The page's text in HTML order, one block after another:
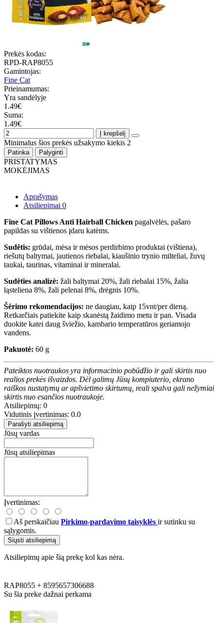
Prekės kodas:
RPD-RAP8055
Gamintojas:
Fine Cat
Prieinamumas:
Yra sandėlyje
1.49€
Suma:
1.49€
Į krepšelį
Minimalus šios prekės užsakymo kiekis 2
Patinka Palyginti
PRISTATYMAS
MOKĖJIMAS
Aprašymas
Atsiliepimai 0
Fine Cat Pillows Anti Hairball Chicken pagalvėlės, pašaro
papildas su vištienos įdaru katėms.
Sudėtis: grūdai, mėsa ir mėsos perdirbimo produktai (vištiena),
riešutų baltymai, jautienos riebalai, kiaušinio trynio milteliai, žuvų
taukai, taurinas, vitaminai ir mineralai.
Sudėties analizė: žali baltymai 20%, žali riebalai 15%, žalia
ląsteliena 8%, žali pelenai 8%, drėgnis 10%.
Šėrimo rekomendacijos: ne daugiau, kaip 15vnt/per dieną.
Retkarčiais patiekite kaip skanėstą žaidimo metu ir pan. Visada
duokite katei daug šviežio, kambario temperatūros geriamojo
vandens.
Pakuotė: 60 g
Pateiktos nuotraukos yra informacinio pobūdžio ir gali skirtis nuo
realios prekės išvaizdos. Dėl galimų Jūsų kompiuterio, ekrano
raiškos nustatymų ar apšvietimo skirtumų, reali spalva gali nežymiai
skirtis nuo esančios nuotraukoje.
Atsiliepimų: 0
Vidutinis įvertinimas: 0.0
Parašyti atsiliepimą
Jūsų vardas
Jūsų atsiliepimas
Įvertinimas:
Aš perskaičiau Pirkimo-pardavimo taisyklės ir sutinku su
sąlygomis.
Siųsti atsiliepimą
Atsiliepimų apie šią prekę kol kas nėra.
RAP8055 + 8595657306688
Su šia preke dažnai perkama